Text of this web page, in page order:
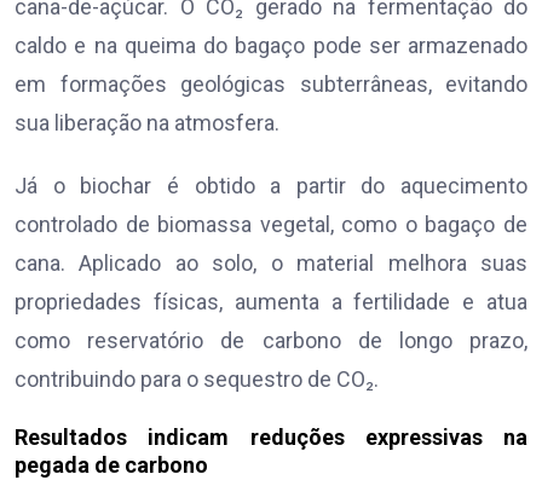
cana-de-açúcar. O CO₂ gerado na fermentação do
caldo e na queima do bagaço pode ser armazenado
em formações geológicas subterrâneas, evitando
sua liberação na atmosfera.
Já o biochar é obtido a partir do aquecimento
controlado de biomassa vegetal, como o bagaço de
cana. Aplicado ao solo, o material melhora suas
propriedades físicas, aumenta a fertilidade e atua
como reservatório de carbono de longo prazo,
contribuindo para o sequestro de CO₂.
Resultados indicam reduções expressivas na
pegada de carbono